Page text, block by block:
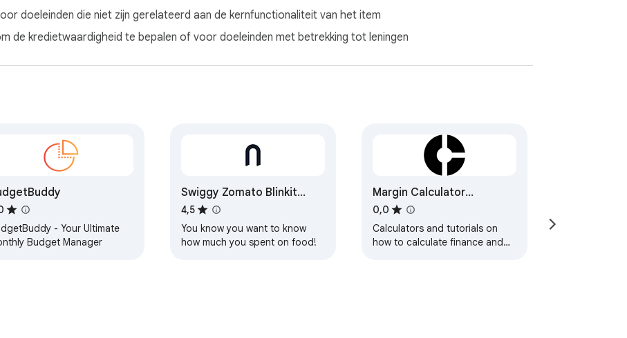
doeleinden die niet zijn gerelateerd aan de kernfunctionaliteit van het item
de kredietwaardigheid te bepalen of voor doeleinden met betrekking tot leningen
- Your Ultimate
Budget Manager
Swiggy Zomato Blinkit
Spends
4,5
You know you want to know
how much you spent on food!
Margin Calculator
Extension
0,0
Calculators and tutorials on
how to calculate finance and